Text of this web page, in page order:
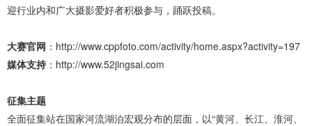
迎行业内和广大摄影爱好者积极参与，踊跃投稿。
大赛官网 ：http://www.cppfoto.com/activity/home.aspx?activity=197
媒体支持 ：http://www.52jingsai.com
征集主题
全面征集站在国家河流湖泊宏观分布的层面，以“黄河、长江、淮河、